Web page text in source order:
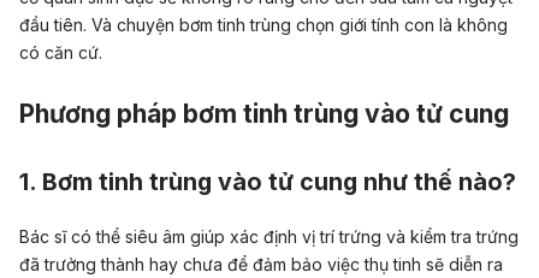
đầu tiên. Và chuyện bơm tinh trùng chọn giới tính con là không
có căn cứ.
Phương pháp bơm tinh trùng vào tử cung
1. Bơm tinh trùng vào tử cung như thế nào?
Bác sĩ có thể siêu âm giúp xác định vị trí trứng và kiểm tra trứng
đã trưởng thành hay chưa để đảm bảo việc thụ tinh sẽ diễn ra